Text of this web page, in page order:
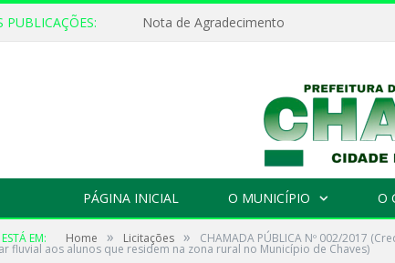
PUBLICAÇÕES: Nota de Agradecimento
PÁGINA INICIAL O MUNICÍPIO O
EM: Home » Licitações » CHAMADA PÚBLICA Nº 002/2017
fluvial aos alunos que residem na zona rural no Município de Chaves)